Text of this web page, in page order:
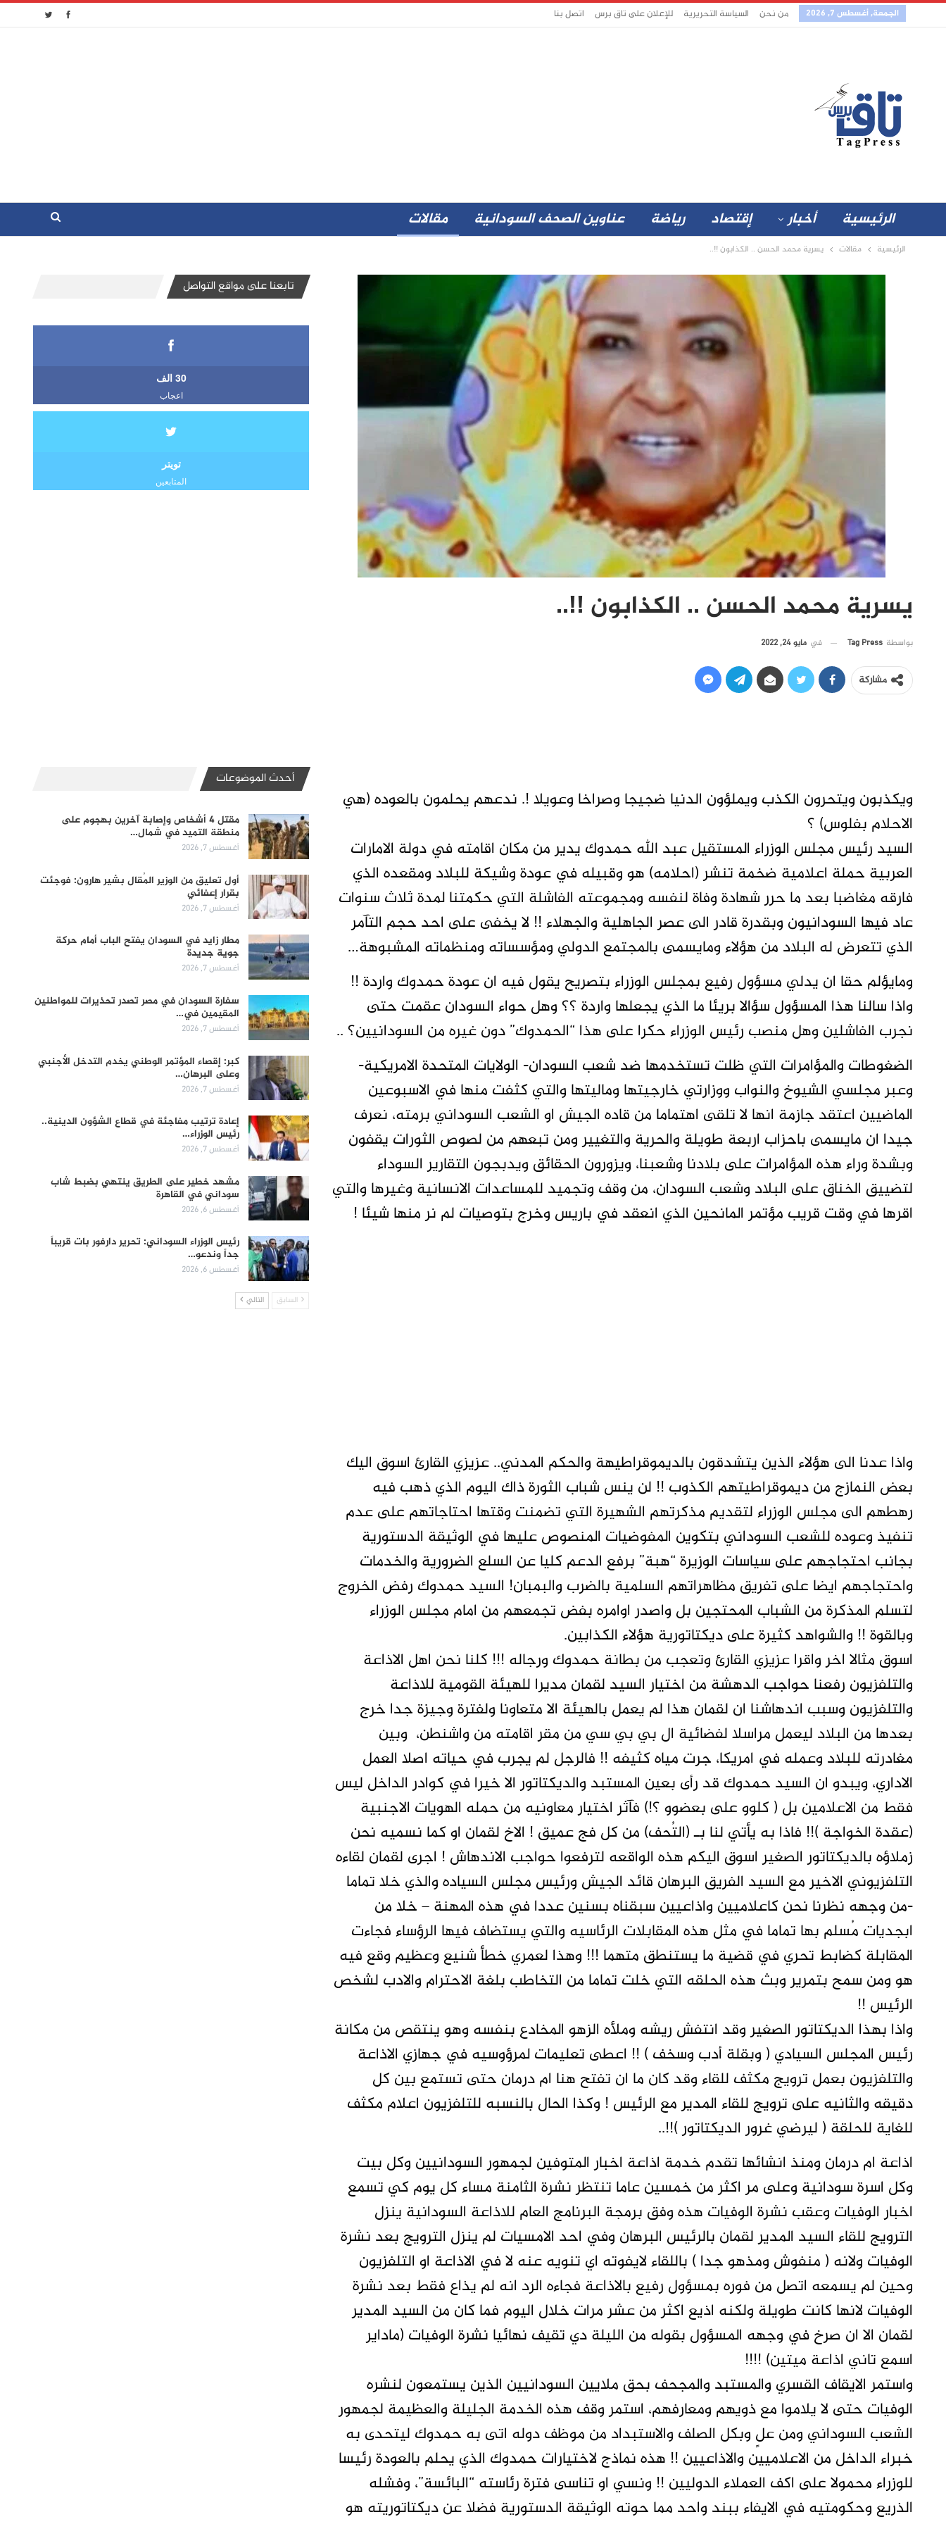
الجمعة, أغسطس 7, 2026 من نحن السياسة التحريرية للإعلان على تاق برس اتصل بنا
الرئيسية أخبار إقتصاد رياضة عناوين الصحف السودانية مقالات
الرئيسية مقالات يسرية محمد الحسن .. الكذابون !!..
يسرية محمد الحسن .. الكذابون !!..
بواسطة Tag Press في مايو 24, 2022
مشاركة
ويكذبون ويتحرون الكذب ويملؤون الدنيا ضجيجا وصراخا وعويلا !. ندعهم يحلمون بالعوده (هي
الاحلام بفلوس) ؟
السيد رئيس مجلس الوزراء المستقيل عبد الله حمدوك يدير من مكان اقامته في دولة الامارات
العربية حملة اعلامية ضخمة تنشر (احلامه) هو وقبيله في عودة وشيكة للبلاد ومقعده الذي
فارقه مغاضبا بعد ما حرر شهادة وفاة لنفسه ومجموعته الفاشلة التي حكمتنا لمدة ثلاث سنوات
عاد فيها السودانيون وبقدرة قادر الى عصر الجاهلية والجهلاء !! لا يخفى على احد حجم التآمر
الذي تتعرض له البلاد من هؤلاء ومايسمى بالمجتمع الدولي ومؤسساته ومنظماته المشبوهة…
ومايؤلم حقا ان يدلي مسؤول رفيع بمجلس الوزراء بتصريح يقول فيه ان عودة حمدوك واردة !!
واذا سالنا هذا المسؤول سؤالا بريئا ما الذي يجعلها واردة ؟؟ وهل حواء السودان عقمت حتى
نجرب الفاشلين وهل منصب رئيس الوزراء حكرا على هذا “الحمدوك” دون غيره من السودانيين؟ ..
الضغوطات والمؤامرات التي ظلت تستخدمها ضد شعب السودان- الولايات المتحدة الامريكية-
وعبر مجلسي الشيوخ والنواب ووزارتي خارجيتها وماليتها والتي كثفت منها في الاسبوعين
الماضيين اعتقد جازمة انها لا تلقى اهتماما من قاده الجيش او الشعب السوداني برمته، نعرف
جيدا ان مايسمى باحزاب اربعة طويلة والحرية والتغيير ومن تبعهم من لصوص الثورات يقفون
وبشدة وراء هذه المؤامرات على بلادنا وشعبنا، ويزورون الحقائق ويدبجون التقارير السوداء
لتضييق الخناق على البلاد وشعب السودان، من وقف وتجميد للمساعدات الانسانية وغيرها والتي
اقرها في وقت قريب مؤتمر المانحين الذي انعقد في باريس وخرج بتوصيات لم نر منها شيئا !
واذا عدنا الى هؤلاء الذين يتشدقون بالديموقراطيهة والحكم المدني.. عزيزي القارئ اسوق اليك
بعض النمازج من ديموقراطيتهم الكذوب !! لن ينس شباب الثورة ذاك اليوم الذي ذهب فيه
رهطهم الى مجلس الوزراء لتقديم مذكرتهم الشهيرة التي تضمنت وقتها احتاجاتهم على عدم
تنفيذ وعوده للشعب السوداني بتكوين المفوضيات المنصوص عليها في الوثيقة الدستورية
بجانب احتجاجهم على سياسات الوزيرة “هبة” برفع الدعم كليا عن السلع الضرورية والخدمات
واحتجاجهم ايضا على تفريق مظاهراتهم السلمية بالضرب والبمبان! السيد حمدوك رفض الخروج
لتسلم المذكرة من الشباب المحتجين بل واصدر اوامره بفض تجمعهم من امام مجلس الوزراء
وبالقوة !! والشواهد كثيرة على ديكتاتورية هؤلاء الكذابين.
اسوق مثالا اخر واقرا عزيزي القارئ وتعجب من بطانة حمدوك ورجاله !!! كلنا نحن اهل الاذاعة
والتلفزيون رفعنا حواجب الدهشة من اختيار السيد لقمان مديرا للهيئة القومية للاذاعة
والتلفزيون وسبب اندهاشنا ان لقمان هذا لم يعمل بالهيئة الا متعاونا ولفترة وجيزة جدا خرج
بعدها من البلاد ليعمل مراسلا لفضائية ال بي بي سي من مقر اقامته من واشنطن، وبين
مغادرته للبلاد وعمله في امريكا، جرت مياه كثيفه !! فالرجل لم يجرب في حياته اصلا العمل
الاداري، ويبدو ان السيد حمدوك قد رأى بعين المستبد والديكتاتور الا خيرا في كوادر الداخل ليس
فقط من الاعلامين بل ( كلوو على بعضوو ؟!) فآثر اختيار معاونيه من حمله الهويات الاجنبية
(عقدة الخواجة )!! فاذا به يأتي لنا بـ (التُحف) من كل فج عميق ! الاخ لقمان او كما نسميه نحن
زملاؤه بالديكتاتور الصغير اسوق اليكم هذه الواقعه لترفعوا حواجب الاندهاش ! اجرى لقمان لقاءه
التلفزيوني الاخير مع السيد الفريق البرهان قائد الجيش ورئيس مجلس السياده والذي خلا تماما
-من وجهه نظرنا نحن كاعلاميين واذاعيين سبقناه بسنين عددا في هذه المهنة – خلا من
ابجديات مُسلم بها تماما في مثل هذه المقابلات الرئاسيه والتي يستضاف فيها الرؤساء فجاءت
المقابلة كضابط تحري في قضية ما يستنطق متهما !!! وهذا لعمري خطأ شنيع وعظيم وقع فيه
هو ومن سمح بتمرير وبث هذه الحلقه التي خلت تماما من التخاطب بلغة الاحترام والادب لشخص
الرئيس !!
واذا بهذا الديكتاتور الصغير وقد انتفش ريشه وملأه الزهو المخادع بنفسه وهو ينتقص من مكانة
رئيس المجلس السيادي ( وبقلة أدب وسخف ) !! اعطى تعليمات لمرؤوسيه في جهازي الاذاعة
والتلفزيون بعمل ترويج مكثف للقاء وقد كان ما ان تفتح هنا ام درمان حتى تستمع بين كل
دقيقه والثانيه على ترويج للقاء المدير مع الرئيس ! وكذا الحال بالنسبه للتلفزيون اعلام مكثف
للغاية للحلقة ( ليرضي غرور الديكتاتور )!!..
اذاعة ام درمان ومنذ انشائها تقدم خدمة اذاعة اخبار المتوفين لجمهور السودانيين وكل بيت
وكل اسرة سودانية وعلى مر اكثر من خمسين عاما تنتظر نشرة الثامنة مساء كل يوم كي تسمع
اخبار الوفيات وعقب نشرة الوفيات هذه وفق برمجة البرنامج العام للاذاعة السودانية ينزل
الترويج للقاء السيد المدير لقمان بالرئيس البرهان وفي احد الامسيات لم ينزل الترويج بعد نشرة
الوفيات ولانه ( منفوش ومذهو جدا ) باللقاء لايفوته اي تنويه عنه لا في الاذاعة او التلفزيون
وحين لم يسمعه اتصل من فوره بمسؤول رفيع بالاذاعة فجاءه الرد انه لم يذاع فقط بعد نشرة
الوفيات لانها كانت طويلة ولكنه اذيع اكثر من عشر مرات خلال اليوم فما كان من السيد المدير
لقمان الا ان صرخ في وجهه المسؤول بقوله من الليلة دي تقيف نهائيا نشرة الوفيات (ماداير
اسمع تاني اذاعة ميتين) !!!!
واستمر الايقاف القسري والمستبد والمجحف بحق ملايين السودانيين الذين يستمعون لنشره
الوفيات حتى لا يلاموا مع ذويهم ومعارفهم، استمر وقف هذه الخدمة الجليلة والعظيمة لجمهور
الشعب السوداني ومن علٍ وبكل الصلف والاستبداد من موظف دوله اتى به حمدوك ليتحدى به
خبراء الداخل من الاعلاميين والاذاعيين !! هذه نماذج لاختيارات حمدوك الذي يحلم بالعودة رئيسا
للوزراء محمولا على اكف العملاء الدوليين !! ونسي او تناسى فترة رئاسته “البائسة”، وفشله
الذريع وحكومتيه في الايفاء ببند واحد مما حوته الوثيقة الدستورية فضلا عن ديكتاتوريته هو
تابعنا على مواقع التواصل
30 الف
اعجاب
تويتر
المتابعين
أحدث الموضوعات
مقتل 4 أشخاص وإصابة آخرين بهجوم على
منطقة التميد في شمال…
أغسطس 7, 2026
أول تعليق من الوزير المُقال بشير هارون: فوجئت
بقرار إعفائي
أغسطس 7, 2026
مطار زايد في السودان يفتح الباب أمام حركة
جوية جديدة
أغسطس 7, 2026
سفارة السودان في مصر تصدر تحذيرات للمواطنين
المقيمين في…
أغسطس 7, 2026
كبر: إقصاء المؤتمر الوطني يخدم التدخل الأجنبي
وعلى البرهان…
أغسطس 7, 2026
إعادة ترتيب مفاجئة في قطاع الشؤون الدينية..
رئيس الوزراء…
أغسطس 7, 2026
مشهد خطير على الطريق ينتهي بضبط شاب
سوداني في القاهرة
أغسطس 6, 2026
رئيس الوزراء السوداني: تحرير دارفور بات قريباً
جداً وندعو…
أغسطس 6, 2026
السابق التالي